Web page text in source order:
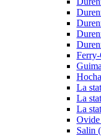
La
La
La
Salin